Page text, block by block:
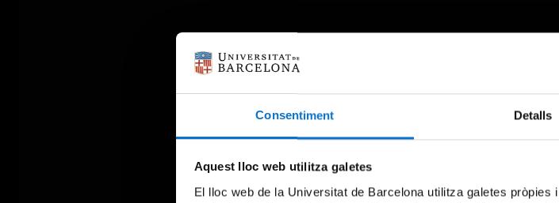
Consentiment Detalls
Aquest lloc web utilitza galetes
El lloc web de la Universitat de Barcelona utilitza galetes